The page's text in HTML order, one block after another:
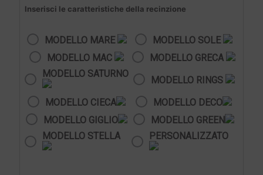
Inserisci le caratteristiche della recinzione
MODELLO MARE
MODELLO SOLE
MODELLO MAC
MODELLO GRECA
MODELLO SATURNO
MODELLO RINGS
MODELLO CIECA
MODELLO DECO
MODELLO GIGLIO
MODELLO GREEN
MODELLO STELLA
PERSONALIZZATO